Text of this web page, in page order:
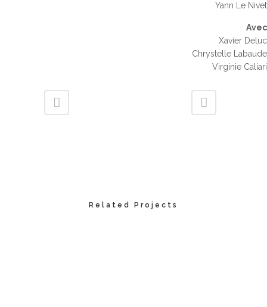
Yann Le Nivet
Avec
Xavier Deluc
Chrystelle Labaude
Virginie Caliari
Related Projects